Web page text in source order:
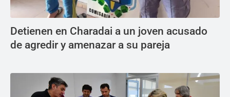
Detienen en Charadai a un joven acusado
de agredir y amenazar a su pareja